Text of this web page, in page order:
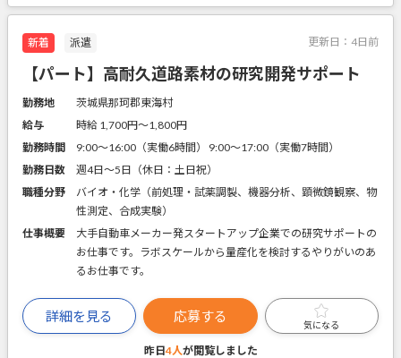
新着 派遣 更新日： 4日前
【パート】高耐久道路素材の研究開発サポート
勤務地
茨城県那珂郡東海村
給与
時給 1,700円〜1,800円
勤務時間
9:00～16:00（実働6時間） 9:00～17:00（実働7時間）
勤務日数
週4日～5日（休日：土日祝）
職種分野
バイオ・化学（前処理・試薬調製、機器分析、顕微鏡観察、物
性測定、合成実験）
仕事概要
大手自動車メーカー発スタートアップ企業での研究サポートの
お仕事です。ラボスケールから量産化を検討するやりがいのあ
るお仕事です。
詳細を見る 応募する
気になる
昨日4人が閲覧しました